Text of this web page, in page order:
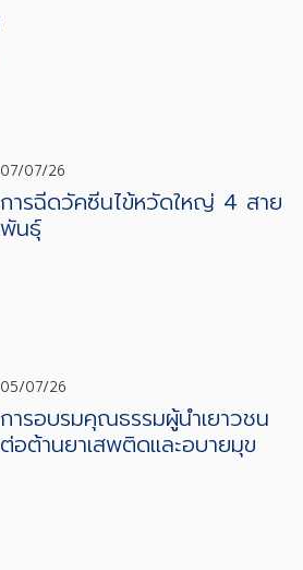
07/07/26
การฉีดวัคซีนไข้หวัดใหญ่ 4 สาย
พันธุ์
05/07/26
การอบรมคุณธรรมผู้นำเยาวชน
ต่อต้านยาเสพติดและอบายมุข